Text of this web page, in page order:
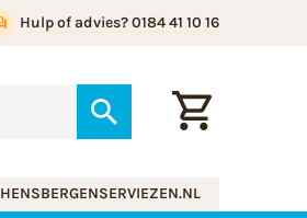
Hulp of advies? 0184 41 10 16
HENSBERGENSERVIEZEN.NL